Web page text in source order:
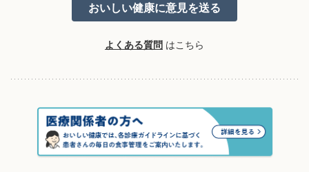
よくある質問 はこちら